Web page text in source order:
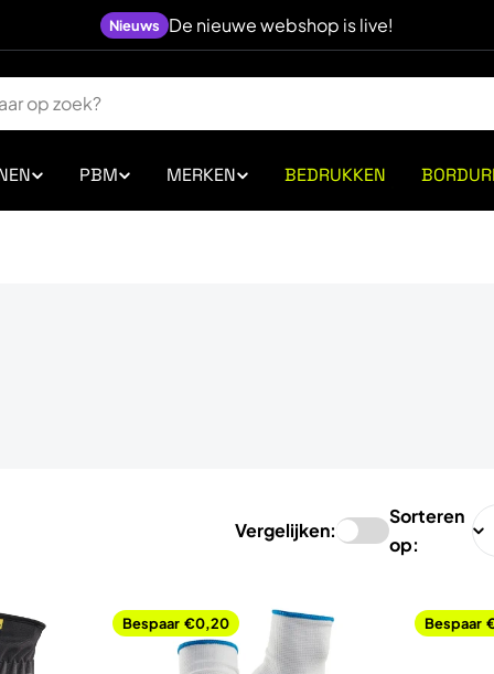
Nieuws De nieuwe webshop is live!
PBM MERKEN BEDRUKKEN
Vergelijken:
Sorteren
op:
Bespaar €0,20 Bespaar